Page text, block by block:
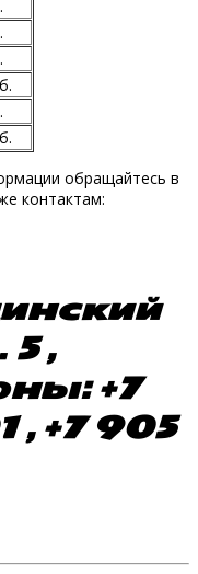
обращайтесь в
контактам:
,
+7
, +7 905